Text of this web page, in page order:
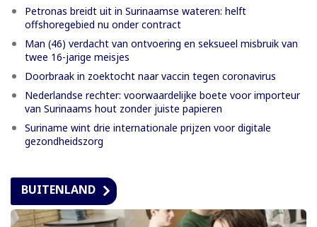
Petronas breidt uit in Surinaamse wateren: helft
offshoregebied nu onder contract
Man (46) verdacht van ontvoering en seksueel misbruik van
twee 16-jarige meisjes
Doorbraak in zoektocht naar vaccin tegen coronavirus
Nederlandse rechter: voorwaardelijke boete voor importeur
van Surinaams hout zonder juiste papieren
Suriname wint drie internationale prijzen voor digitale
gezondheidszorg
BUITENLAND